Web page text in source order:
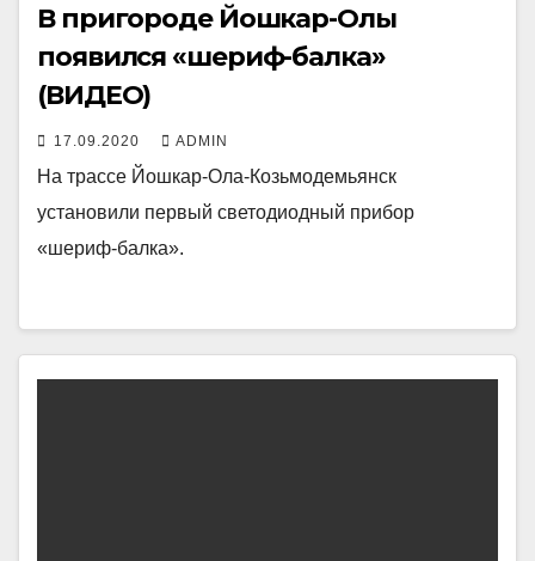
В пригороде Йошкар-Олы
появился «шериф-балка»
(ВИДЕО)
17.09.2020 ADMIN
На трассе Йошкар-Ола-Козьмодемьянск
установили первый светодиодный прибор
«шериф-балка».